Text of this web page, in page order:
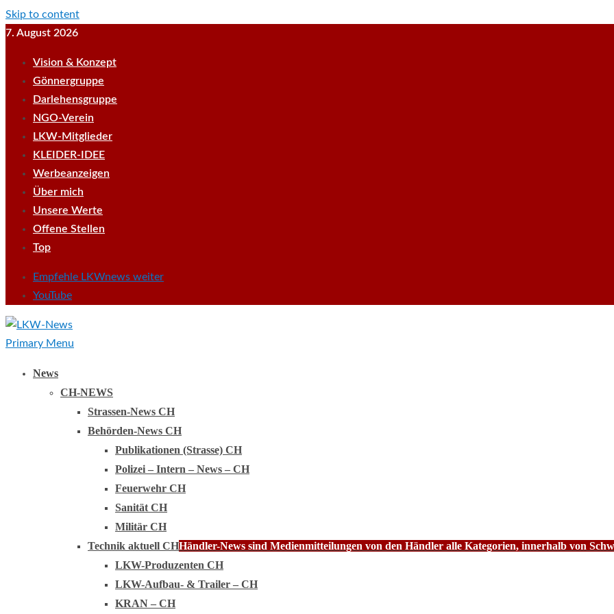
Skip to content
7. August 2026
Vision & Konzept
Gönnergruppe
Darlehensgruppe
NGO-Verein
LKW-Mitglieder
KLEIDER-IDEE
Werbeanzeigen
Über mich
Unsere Werte
Offene Stellen
Top
Empfehle LKWnews weiter
YouTube
Primary Menu
News
CH-NEWS
Strassen-News CH
Behörden-News CH
Publikationen (Strasse) CH
Polizei – Intern – News – CH
Feuerwehr CH
Sanität CH
Militär CH
Technik aktuell CHHändler-News sind Medienmitteilungen von den Händler alle Kategorien, innerhalb von
LKW-Produzenten CH
LKW-Aufbau- & Trailer – CH
KRAN – CH